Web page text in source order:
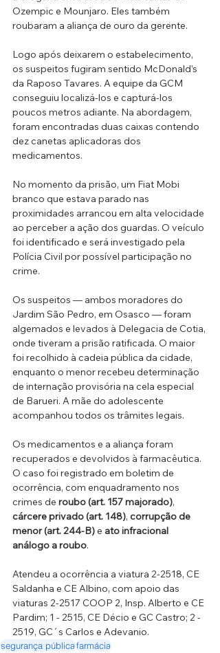
Ozempic e Mounjaro. Eles também
roubaram a aliança de ouro da gerente.
Logo após deixarem o estabelecimento,
os suspeitos fugiram sentido McDonald’s
da Raposo Tavares. A equipe da GCM
conseguiu localizá-los e capturá-los
poucos metros adiante. Na abordagem,
foram encontradas duas caixas contendo
dez canetas aplicadoras dos
medicamentos.
No momento da prisão, um Fiat Mobi
branco que estava parado nas
proximidades arrancou em alta velocidade
ao perceber a ação dos guardas. O veículo
foi identificado e será investigado pela
Polícia Civil por possível participação no
crime.
Os suspeitos — ambos moradores do
Jardim São Pedro, em Osasco — foram
algemados e levados à Delegacia de Cotia,
onde tiveram a prisão ratificada. O maior
foi recolhido à cadeia pública da cidade,
enquanto o menor recebeu determinação
de internação provisória na cela especial
de Barueri. A mãe do adolescente
acompanhou todos os trâmites legais.
Os medicamentos e a aliança foram
recuperados e devolvidos à farmacêutica.
O caso foi registrado em boletim de
ocorrência, com enquadramento nos
crimes de roubo (art. 157 majorado),
cárcere privado (art. 148), corrupção de
menor (art. 244-B) e ato infracional
análogo a roubo.
Atendeu a ocorrência a viatura 2-2518, CE
Saldanha e CE Albino, com apoio das
viaturas 2-2517 COOP 2, Insp. Alberto e CE
Pardim; 1 - 2515, CE Décio e GC Castro; 2 -
2519, GC´s Carlos e Adevanio.
segurança públicafarmácia